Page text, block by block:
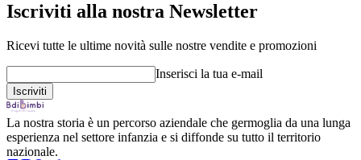
Iscriviti alla nostra Newsletter
Ricevi tutte le ultime novità sulle nostre vendite e promozioni
Inserisci la tua e-mail
La nostra storia è un percorso aziendale che germoglia da una lunga
esperienza nel settore infanzia e si diffonde su tutto il territorio
nazionale.